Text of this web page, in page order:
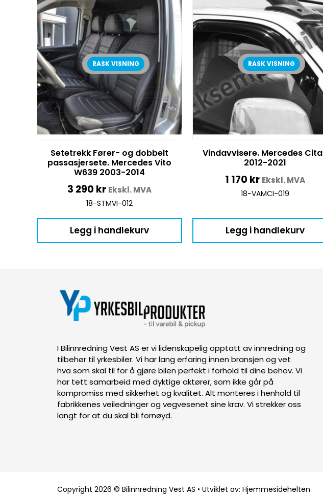
RASK VISNING
Setetrekk Fører- og dobbelt
passasjersete. Mercedes Vito
W639 2003-2014
3 290 kr Ekskl. MVA
18-STMVI-012
Legg i handlekurv
RASK VISNING
Vindavvisere. Mercedes
2012-2021
1 170 kr Ekskl. MVA
18-VAMCI-019
Legg i handlekurv
I Bilinnredning Vest AS er vi lidenskapelig opptatt av innredning og
tilbehør til yrkesbiler. Vi har lang erfaring innen bransjen og vet
hva som skal til for å gjøre bilen perfekt i forhold til dine behov. Vi
har tett samarbeid med dyktige aktører, som ikke går på
kompromiss med sikkerhet og kvalitet. Alt monteres i henhold til
fabrikkenes veiledninger og vegvesenet sine krav. Vi strekker oss
langt for at du skal bli fornøyd.
Copyright 2026 © Bilinnredning Vest AS • Utviklet av: Hjemmesidehelten